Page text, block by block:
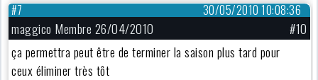
30/05/2010 10:08:36
#7
maggico Membre 26/04/2010
#10
ça permettra peut être de terminer la saison plus tard pour
ceux éliminer très tôt